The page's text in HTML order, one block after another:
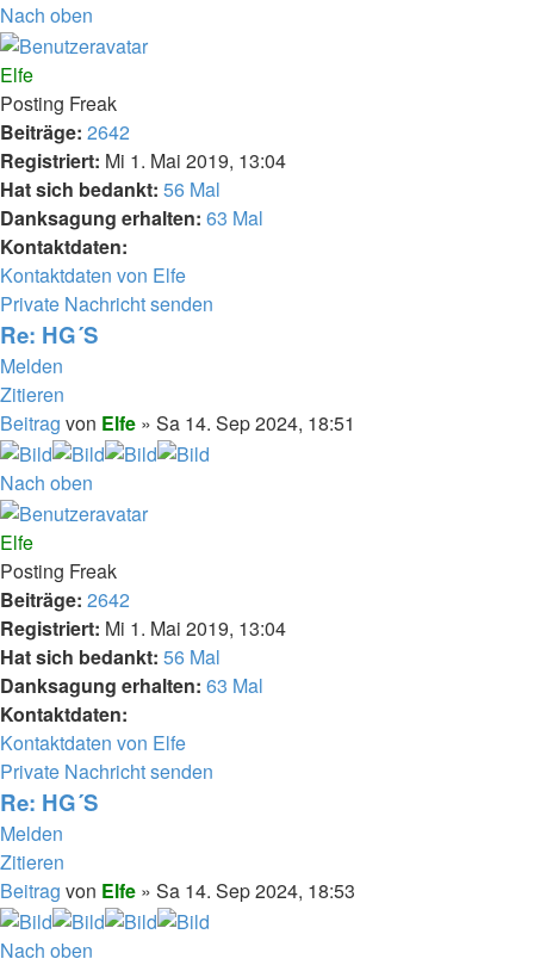
Nach oben
Elfe
Posting Freak
Beiträge: 2642
Registriert: Mi 1. Mai 2019, 13:04
Hat sich bedankt: 56 Mal
Danksagung erhalten: 63 Mal
Kontaktdaten:
Kontaktdaten von Elfe
Private Nachricht senden
Re: HG´S
Melden
Zitieren
Beitrag von Elfe » Sa 14. Sep 2024, 18:51
Nach oben
Elfe
Posting Freak
Beiträge: 2642
Registriert: Mi 1. Mai 2019, 13:04
Hat sich bedankt: 56 Mal
Danksagung erhalten: 63 Mal
Kontaktdaten:
Kontaktdaten von Elfe
Private Nachricht senden
Re: HG´S
Melden
Zitieren
Beitrag von Elfe » Sa 14. Sep 2024, 18:53
Nach oben